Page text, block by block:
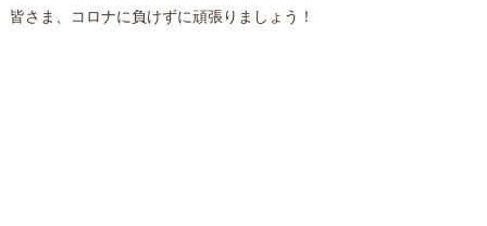
皆さま、コロナに負けずに頑張りましょう！